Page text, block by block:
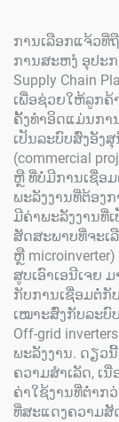
ການເລືອກແຈ້ວທີ່
ການສະຫງໍ ອຸປະກ
Supply Chain
ເພື່ອຊ່ວຍໃຫ້ລູກຄ້
ຄັ້ງທຳອິດແມ່ນກາ
ເປັນລະບົບສົ່ງອັງສຸ
(commercial
ຫຼື ທີ່ບໍ່ມີການເຊື່ອ
ພະລັງງານທີ່ຕ້ອງ
ມີຄ່າພະລັງງານທີ່
ສັດສະພາບທີ່ຈະເ
ຫຼື
ສູບເອົາເອນີເຈຍ
ກັບການເຊື່ອມຕໍ່ກັບ
ເໝາະສົ່ງກັບລະບົ
Off-grid
ພະລັງງານ. ດຽວ
ຄວາມສຳເລັດ, ເ
ຄ່າໃຊ້ງານທີ່ຕ່ຳກ
ທີ່ສະແດງຄວາມສັ